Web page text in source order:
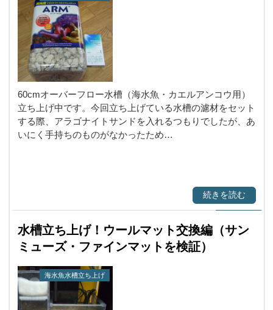
60cmオーバーフロー水槽（海水魚・カエルアンコウ用）
立ち上げ中です。今回立ち上げている水槽の濾材をセット
する際、アラゴナイトサンドを入れるつもりでしたが、あ
いにく手持ちのものがなかったため…
続きを読む
水槽立ち上げ！ウールマット交換編（サン
ミューズ・ファインマットを検証）
海水魚水槽立ち上げ